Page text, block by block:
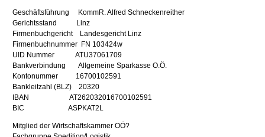
Geschäftsführung KommR. Alfred Schneckenreither
Gerichtsstand Linz
Firmenbuchgericht Landesgericht Linz
Firmenbuchnummer FN 103424w
UID Nummer ATU37061709
Bankverbindung Allgemeine Sparkasse O.Ö.
Kontonummer 16700102591
Bankleitzahl (BLZ) 20320
IBAN AT262032016700102591
BIC ASPKAT2L
Mitglied der Wirtschaftskammer OÖ?